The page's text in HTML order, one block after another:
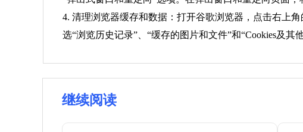
4. 清理浏览器缓存和数据：打开谷歌浏览器，点击右上
选“浏览历史记录”、“缓存的图片和文件”和“Cookies及
继续阅读